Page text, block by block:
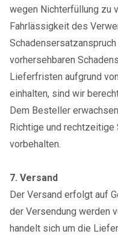
wegen Nichterfüllung zu
Fahrlässigkeit des
vorhersehbaren
Lieferfristen aufgrund
einhalten, sind wir
Dem Besteller
Richtige und
vorbehalten.
7. Versand
Der Versand erfolgt auf
der Versendung werden
handelt sich um die